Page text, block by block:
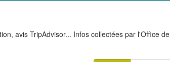
avis TripAdvisor... Infos collectées par l'Office de